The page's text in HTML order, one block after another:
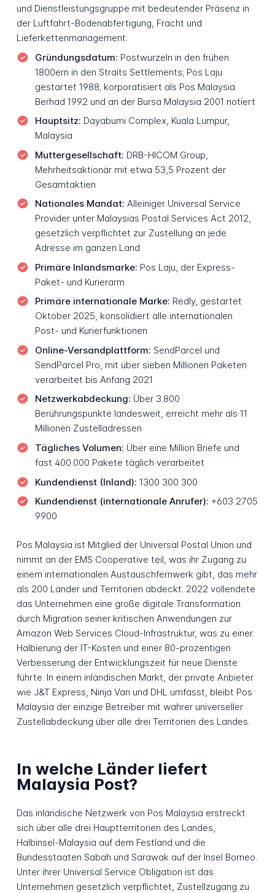
und Dienstleistungsgruppe mit bedeutender Präsenz in
der Luftfahrt-Bodenabfertigung, Fracht und
Lieferkettenmanagement.
Gründungsdatum: Postwurzeln in den frühen
1800ern in den Straits Settlements; Pos Laju
gestartet 1988; korporatisiert als Pos Malaysia
Berhad 1992 und an der Bursa Malaysia 2001 notiert
Hauptsitz: Dayabumi Complex, Kuala Lumpur,
Malaysia
Muttergesellschaft: DRB-HICOM Group,
Mehrheitsaktionär mit etwa 53,5 Prozent der
Gesamtaktien
Nationales Mandat: Alleiniger Universal Service
Provider unter Malaysias Postal Services Act 2012,
gesetzlich verpflichtet zur Zustellung an jede
Adresse im ganzen Land
Primäre Inlandsmarke: Pos Laju, der Express-
Paket- und Kurierarm
Primäre internationale Marke: Redly, gestartet
Oktober 2025, konsolidiert alle internationalen
Post- und Kurierfunktionen
Online-Versandplattform: SendParcel und
SendParcel Pro, mit über sieben Millionen Paketen
verarbeitet bis Anfang 2021
Netzwerkabdeckung: Über 3.800
Berührungspunkte landesweit, erreicht mehr als 11
Millionen Zustelladressen
Tägliches Volumen: Über eine Million Briefe und
fast 400.000 Pakete täglich verarbeitet
Kundendienst (Inland): 1300 300 300
Kundendienst (internationale Anrufer): +603 2705
9900
Pos Malaysia ist Mitglied der Universal Postal Union und
nimmt an der EMS Cooperative teil, was ihr Zugang zu
einem internationalen Austauschfernwerk gibt, das mehr
als 200 Länder und Territorien abdeckt. 2022 vollendete
das Unternehmen eine große digitale Transformation
durch Migration seiner kritischen Anwendungen zur
Amazon Web Services Cloud-Infrastruktur, was zu einer
Halbierung der IT-Kosten und einer 80-prozentigen
Verbesserung der Entwicklungszeit für neue Dienste
führte. In einem inländischen Markt, der private Anbieter
wie J&T Express, Ninja Van und DHL umfasst, bleibt Pos
Malaysia der einzige Betreiber mit wahrer universeller
Zustellabdeckung über alle drei Territorien des Landes.
In welche Länder liefert
Malaysia Post?
Das inländische Netzwerk von Pos Malaysia erstreckt
sich über alle drei Hauptterritorien des Landes,
Halbinsel-Malaysia auf dem Festland und die
Bundesstaaten Sabah und Sarawak auf der Insel Borneo.
Unter ihrer Universal Service Obligation ist das
Unternehmen gesetzlich verpflichtet, Zustellzugang zu